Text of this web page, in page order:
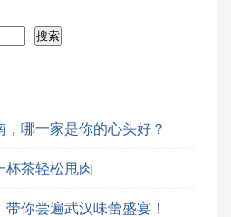
搜索
哪一家是你的心头好？
杯茶轻松甩肉
你尝遍武汉味蕾盛宴！